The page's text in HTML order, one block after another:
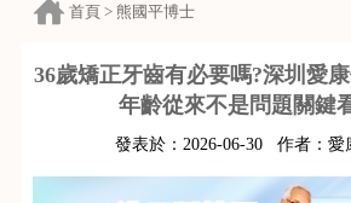
首頁 > 熊國平博士
36歲矯正牙齒有必要嗎?深圳愛
年齡從來不是問題關鍵
發表於： 2026-06-30 作者： 愛